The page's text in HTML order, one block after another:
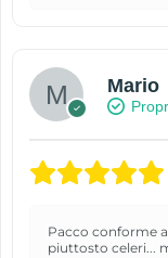
Mario
Pacco conforme
piuttosto celeri...